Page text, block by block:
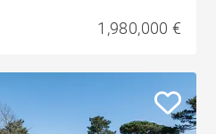
1,980,000 €